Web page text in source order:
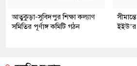
আতুকুড়া-সুবিদপুর শিক্ষা কল্যাণ
সমিতির পূর্ণাঙ্গ কমিটি গঠন
ইইউ’র